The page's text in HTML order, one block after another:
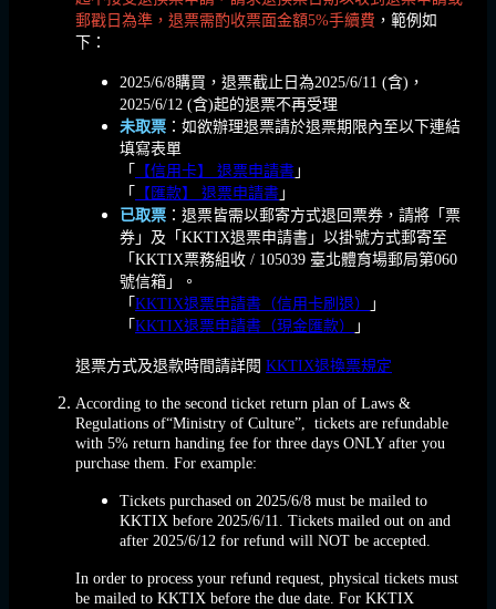
郵戳日為準，退票需酌收票面金額5%手續費 ，範例如
下：
2025/6/8購買，退票截止日為2025/6/11 (含)，
2025/6/12 (含)起的退票不再受理
未取票 ：如欲辦理退票請於退票期限內至以下連結
填寫表單
「
【信用卡】 退票申請書 」
「
【匯款】 退票申請書 」
已取票 ：退票皆需以郵寄方式退回票券，請將「票
券」及「KKTIX退票申請書」以掛號方式郵寄至
「KKTIX票務組收 / 105039 臺北體育場郵局第060
號信箱」。
「 KKTIX退票申請書（信用卡刷退）
」
「 KKTIX退票申請書（現金匯款） 」
退票方式及退款時間請詳閱 KKTIX退換票規定
According to the second ticket return plan of Laws &
Regulations of“Ministry of Culture”, tickets are refundable
with 5% return handing fee for three days ONLY after you
purchase them. For example:
Tickets purchased on 2025/6/8 must be mailed to
KKTIX before 2025/6/11. Tickets mailed out on and
after 2025/6/12 for refund will NOT be accepted.
In order to process your refund request, physical tickets must
be mailed to KKTIX before the due date. For KKTIX